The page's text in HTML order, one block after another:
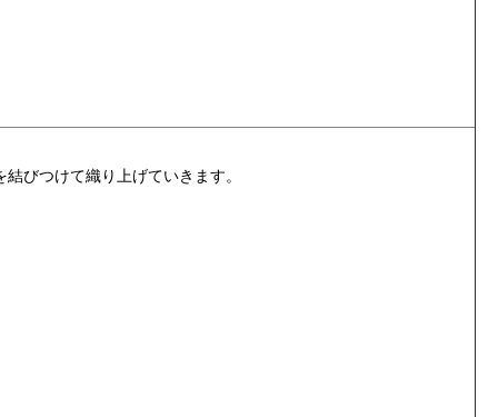
びつけて織り上げていきます。